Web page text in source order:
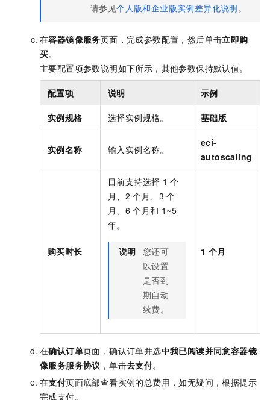
请参见个人版和企业版实例差异化说明 。
在容器镜像服务页面，完成参数配置，然后单击立即购
买。
主要配置项参数说明如下所示，其他参数保持默认值。
配置项 说明 示例
实例规格 选择实例规格。 基础版
实例名称 输入实例名称。
eci-
autoscaling
购买时长
目前支持选择 1 个
月、2 个月、3 个
月、6 个月和 1~5
年。
说明 您还可
以设置
是否到
期自动
续费。
1 个月
在确认订单页面，确认订单并选中我已阅读并同意容器镜
像服务服务协议 ，单击去支付。
在支付页面底部查看实例的总费用，如无疑问，根据提示
完成支付。